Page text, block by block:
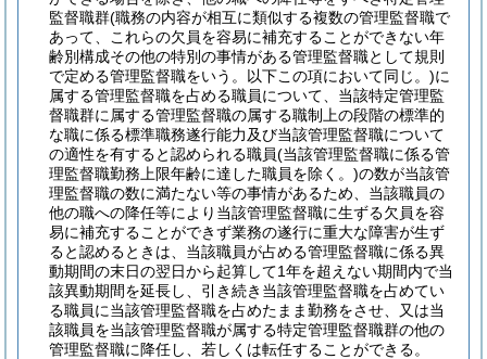
監督職群(職務の内容が相互に類似する複数の管理監督職で
あって、これらの欠員を容易に補充することができない年
齢別構成その他の特別の事情がある管理監督職として規則
で定める管理監督職をいう。以下この項において同じ。)に
属する管理監督職を占める職員について、当該特定管理監
督職群に属する管理監督職の属する職制上の段階の標準的
な職に係る標準職務遂行能力及び当該管理監督職について
の適性を有すると認められる職員(当該管理監督職に係る管
理監督職勤務上限年齢に達した職員を除く。)の数が当該管
理監督職の数に満たない等の事情があるため、当該職員の
他の職への降任等により当該管理監督職に生ずる欠員を容
易に補充することができず業務の遂行に重大な障害が生ず
ると認めるときは、当該職員が占める管理監督職に係る異
動期間の末日の翌日から起算して1年を超えない期間内で当
該異動期間を延長し、引き続き当該管理監督職を占めてい
る職員に当該管理監督職を占めたまま勤務をさせ、又は当
該職員を当該管理監督職が属する特定管理監督職群の他の
管理監督職に降任し、若しくは転任することができる。